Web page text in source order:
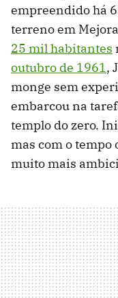
empreendido há
terreno em
25 mil habitantes
outubro de 1961,
monge sem
embarcou na
templo do zero.
mas com o tempo
muito mais